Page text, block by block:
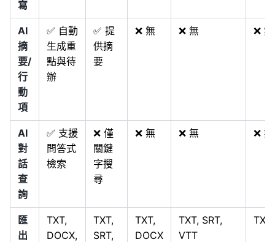
寫
AI
摘
要/
行
動
項
✅ 自動
生成重
點與待
辦
✅ 提
供摘
要
❌ 無 ❌ 無 ❌ 無
AI
對
話
查
詢
✅ 支援
問答式
檢索
❌ 僅
關鍵
字搜
尋
❌ 無 ❌ 無 ❌ 無
匯
出
TXT,
DOCX,
TXT,
SRT,
TXT,
DOCX
TXT, SRT,
VTT